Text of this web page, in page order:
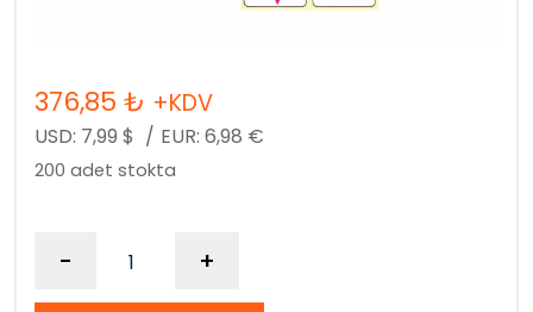
376,85 ₺ +KDV
USD: 7,99 $ / EUR: 6,98 €
200 adet stokta
- +